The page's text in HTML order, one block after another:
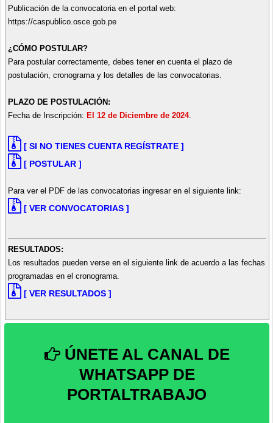
Publicación de la convocatoria en el portal web:
https://caspublico.osce.gob.pe
¿CÓMO POSTULAR?
Para postular correctamente, debes tener en cuenta el plazo de
postulación, cronograma y los detalles de las convocatorias.
PLAZO DE POSTULACIÓN:
Fecha de Inscripción: El 12 de Diciembre de 2024.
[ SI NO TIENES CUENTA REGÍSTRATE ]
[ POSTULAR ]
Para ver el PDF de las convocatorias ingresar en el siguiente link:
[ VER CONVOCATORIAS ]
RESULTADOS:
Los resultados pueden verse en el siguiente link de acuerdo a las fechas
programadas en el cronograma.
[ VER RESULTADOS ]
ÚNETE AL CANAL DE
WHATSAPP DE
PORTALTRABAJO